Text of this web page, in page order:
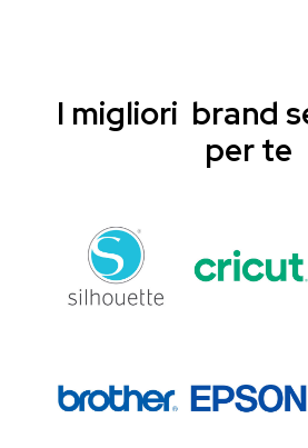
I migliori brand
per te